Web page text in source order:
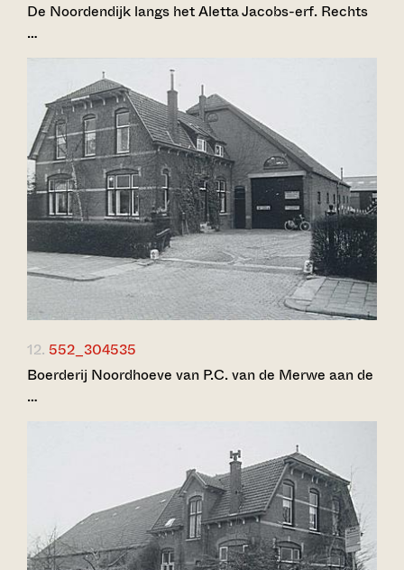
De Noordendijk langs het Aletta Jacobs-erf. Rechts
…
12. 552_304535
Boerderij Noordhoeve van P.C. van de Merwe aan de
…